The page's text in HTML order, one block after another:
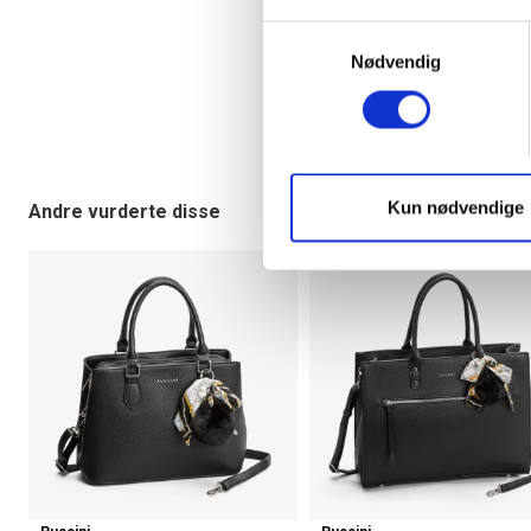
Nødvendig
Kun nødvendige
Andre vurderte disse